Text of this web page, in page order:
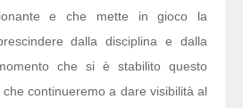
e che mette in gioco la
dalla disciplina e dalla
che si è stabilito questo
continueremo a dare visibilità al